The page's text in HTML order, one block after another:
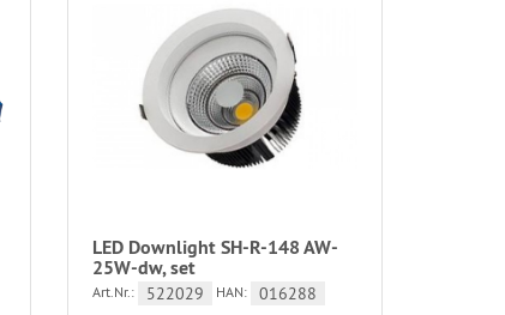
LED Downlight SH-R-148 AW-
25W-dw, set
Art.Nr.: 522029 HAN:
016288